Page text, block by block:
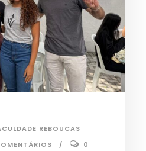
REBOUCAS
0